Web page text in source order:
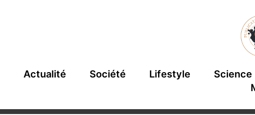
Actualité Société Lifestyle Science